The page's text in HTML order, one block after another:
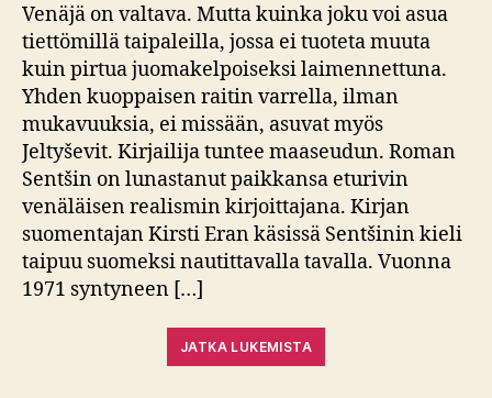
Venäjä on valtava. Mutta kuinka joku voi asua
tiettömillä taipaleilla, jossa ei tuoteta muuta
kuin pirtua juomakelpoiseksi laimennettuna.
Yhden kuoppaisen raitin varrella, ilman
mukavuuksia, ei missään, asuvat myös
Jeltyševit. Kirjailija tuntee maaseudun. Roman
Sentšin on lunastanut paikkansa eturivin
venäläisen realismin kirjoittajana. Kirjan
suomentajan Kirsti Eran käsissä Sentšinin kieli
taipuu suomeksi nautittavalla tavalla. Vuonna
1971 syntyneen […]
JATKA LUKEMISTA